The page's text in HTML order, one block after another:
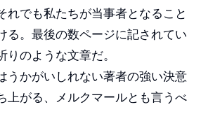
れでも私たちが当事者となること
る。最後の数ページに記されてい
りのような文章だ。
かがいしれない著者の強い決意
上がる、メルクマールとも言うべ